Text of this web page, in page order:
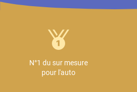
Plymouth
Pontiac
N°1 du sur mesure
pour l'auto